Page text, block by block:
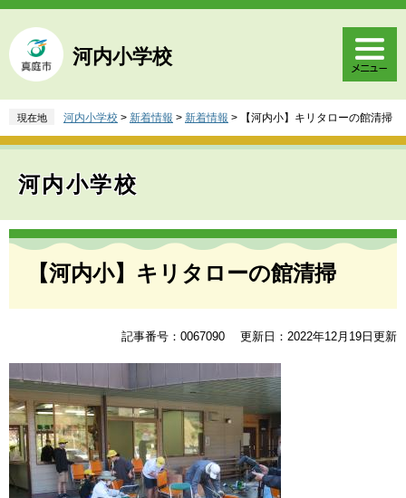
ペ
ジ
の
頭
す
メ
ュ
ー
飛
し
へ
河内小学校
現在地 河内小学校 > 新着情報 > 新着情報 > 【河内小】キリタローの館清掃
河内小学校
本
【河内小】キリタローの館清掃
記事番号：0067090 更新日：2022年12月19日更新